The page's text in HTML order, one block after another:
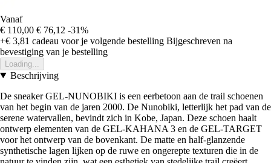
Vanaf
€ 110,00 € 76,12 -31%
+€ 3,81 cadeau voor je volgende bestelling Bijgeschreven na
bevestiging van je bestelling
Loading...
Beschrijving
De sneaker GEL-NUNOBIKI is een eerbetoon aan de trail schoenen
van het begin van de jaren 2000. De Nunobiki, letterlijk het pad van de
serene watervallen, bevindt zich in Kobe, Japan. Deze schoen haalt
ontwerp elementen van de GEL-KAHANA 3 en de GEL-TARGET
voor het ontwerp van de bovenkant. De matte en half-glanzende
synthetische lagen lijken op de ruwe en ongerepte texturen die in de